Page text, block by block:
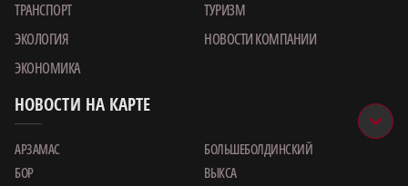
ТРАНСПОРТ
ТУРИЗМ
ЭКОЛОГИЯ
НОВОСТИ КОМПАНИИ
ЭКОНОМИКА
НОВОСТИ НА КАРТЕ
АРЗАМАС
БОЛЬШЕБОЛДИНСКИЙ
БОР
ВЫКСА